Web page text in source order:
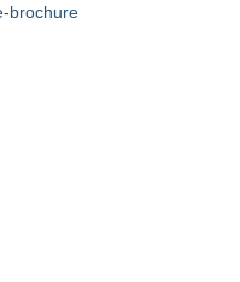
brochure